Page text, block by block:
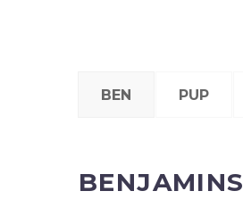
BEN PUP
BENJAMINS